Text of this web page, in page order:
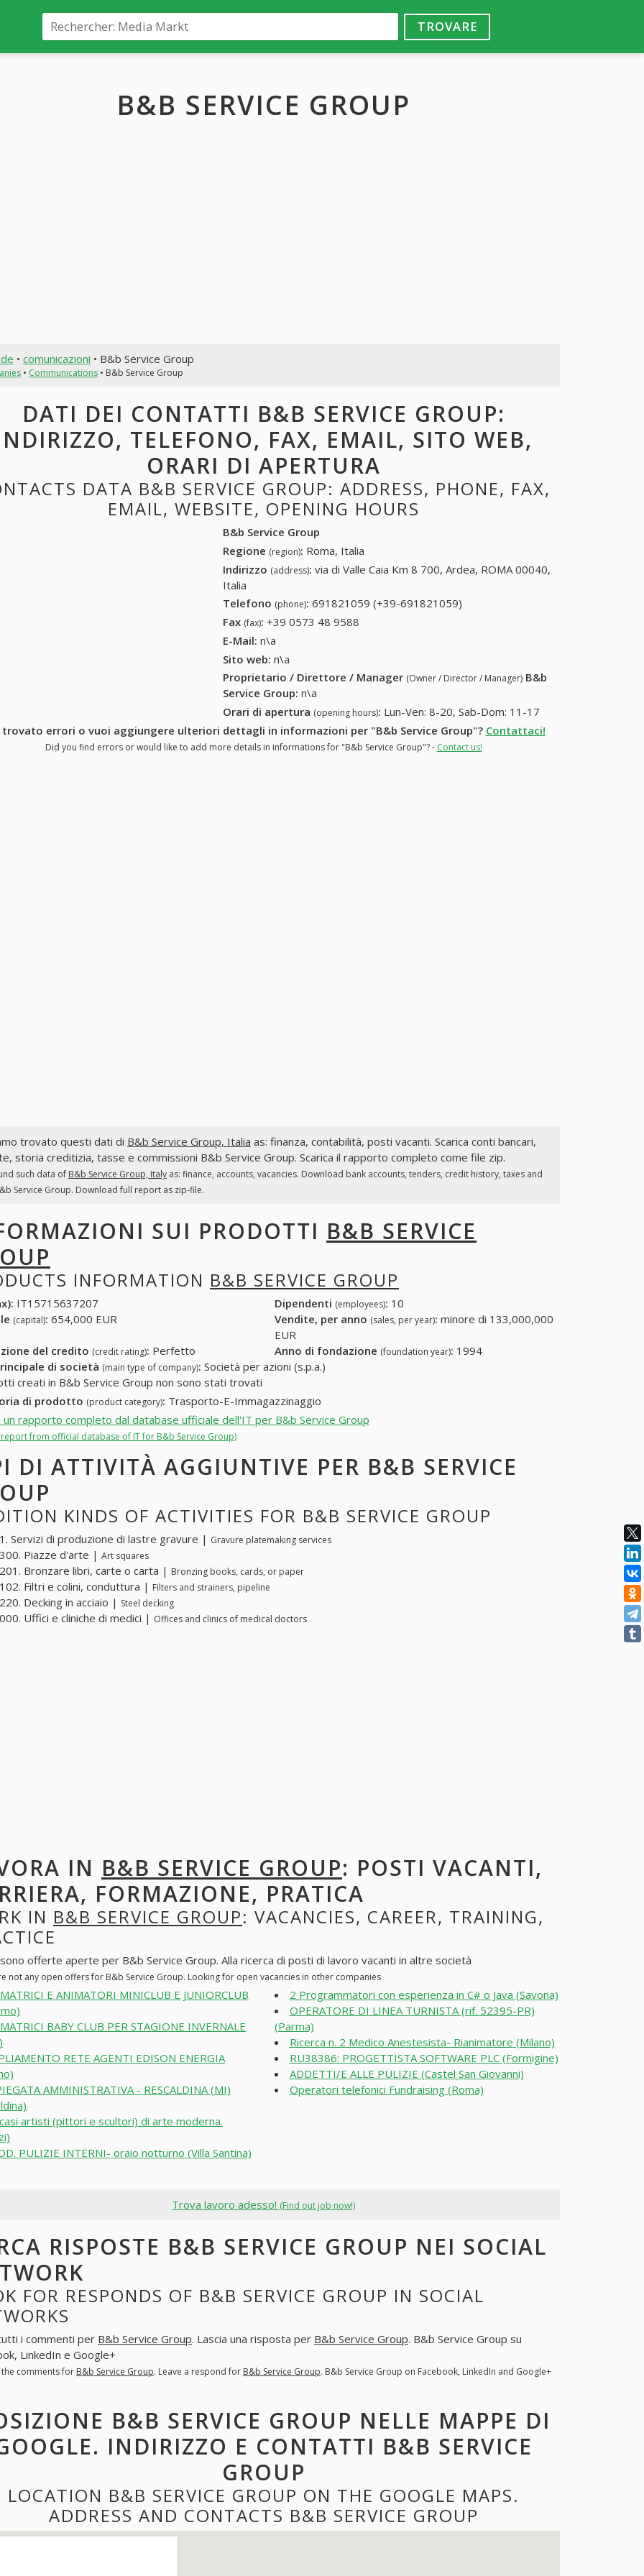
TROVARE
B&B SERVICE GROUP
• comunicazioni • B&b Service Group
• Communications• B&b Service Group
DATI DEI CONTATTI B&B SERVICE GROUP:
TELEFONO, FAX, EMAIL, SITO WEB,
ORARI DI APERTURA
DATA B&B SERVICE GROUP: ADDRESS, PHONE, FAX,
EMAIL, WEBSITE, OPENING HOURS
B&b Service Group
Regione (region): Roma, Italia
Indirizzo (address): via di Valle Caia Km 8 700, Ardea, ROMA 00040,
Italia
Telefono (phone): 691821059 (+39-691821059)
Fax (fax): +39 0573 48 9588
E-Mail: n\a
Sito web: n\a
Proprietario / Direttore / Manager (Owner / Director / Manager) B&b
Service Group: n\a
Orari di apertura (opening hours): Lun-Ven: 8-20, Sab-Dom: 11-17
trovato errori o vuoi aggiungere ulteriori dettagli in informazioni per "B&b Service Group"? Contattaci!
Did you find errors or would like to add more details in informations for "B&b Service Group"? - Contact us!
trovato questi dati di B&b Service Group, Italia as: finanza, contabilità, posti vacanti. Scarica conti bancari,
storia creditizia, tasse e commissioni B&b Service Group. Scarica il rapporto completo come file zip.
such data of B&b Service Group, Italyas: finance, accounts, vacancies. Download bank accounts, tenders, credit history, taxes and
Service Group. Download full report as zip-file.
SUI PRODOTTI B&B SERVICE
INFORMATION B&B SERVICE GROUP
IT15715637207 Dipendenti (employees): 10
(capital): 654,000 EUR Vendite, per anno (sales, per year): minore di 133,000,000
EUR
del credito (credit rating): Perfetto Anno di fondazione (foundation year): 1994
di società (main type of company): Società per azioni (s.p.a.)
creati in B&b Service Group non sono stati trovati
di prodotto (product category): Trasporto-E-Immagazzinaggio
rapporto completo dal database ufficiale dell'IT per B&b Service Group
from official database of IT for B&b Service Group)
DI ATTIVITÀ AGGIUNTIVE PER B&B SERVICE
KINDS OF ACTIVITIES FOR B&B SERVICE GROUP
Servizi di produzione di lastre gravure | Gravure platemaking services
Piazze d'arte | Art squares
Bronzare libri, carte o carta | Bronzing books, cards, or paper
Filtri e colini, conduttura | Filters and strainers, pipeline
Decking in acciaio | Steel decking
Uffici e cliniche di medici | Offices and clinics of medical doctors
IN B&B SERVICE GROUP: POSTI VACANTI,
FORMAZIONE, PRATICA
IN B&B SERVICE GROUP: VACANCIES, CAREER, TRAINING,
offerte aperte per B&b Service Group. Alla ricerca di posti di lavoro vacanti in altre società
not any open offers for B&b Service Group. Looking for open vacancies in other companies
E ANIMATORI MINICLUB E JUNIORCLUB
BABY CLUB PER STAGIONE INVERNALE
RETE AGENTI EDISON ENERGIA
AMMINISTRATIVA - RESCALDINA (MI)
artisti (pittori e scultori) di arte moderna.
PULIZIE INTERNI- oraio notturno (Villa Santina)
2 Programmatori con esperienza in C# o Java (Savona)
OPERATORE DI LINEA TURNISTA (rif. 52395-PR)
(Parma)
Ricerca n. 2 Medico Anestesista- Rianimatore (Milano)
RU38386: PROGETTISTA SOFTWARE PLC (Formigine)
ADDETTI/E ALLE PULIZIE (Castel San Giovanni)
Operatori telefonici Fundraising (Roma)
Trova lavoro adesso! (Find out job now!)
RISPOSTE B&B SERVICE GROUP NEI SOCIAL
FOR RESPONDS OF B&B SERVICE GROUP IN SOCIAL
i commenti per B&b Service Group. Lascia una risposta per B&b Service Group. B&b Service Group su
LinkedIn e Google+
the comments for B&b Service Group. Leave a respond for B&b Service Group. B&b Service Group on Facebook, LinkedIn and Google+
B&B SERVICE GROUP NELLE MAPPE DI
INDIRIZZO E CONTATTI B&B SERVICE
GROUP
LOCATION B&B SERVICE GROUP ON THE GOOGLE MAPS.
ADDRESS AND CONTACTS B&B SERVICE GROUP